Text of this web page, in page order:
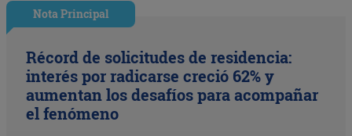
Nota Principal
Récord de solicitudes de residencia:
interés por radicarse creció 62% y
aumentan los desafíos para acompañar
el fenómeno